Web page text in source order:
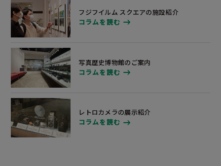
フジフイルム スクエアの施設紹介
コラムを読む
写真歴史博物館のご案内
コラムを読む
レトロカメラの展示紹介
コラムを読む